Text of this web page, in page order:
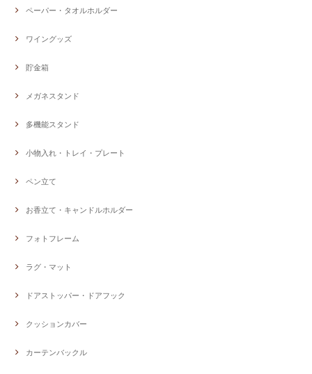
ペーパー・タオルホルダー
ワイングッズ
貯金箱
メガネスタンド
多機能スタンド
小物入れ・トレイ・プレート
ペン立て
お香立て・キャンドルホルダー
フォトフレーム
ラグ・マット
ドアストッパー・ドアフック
クッションカバー
カーテンバックル